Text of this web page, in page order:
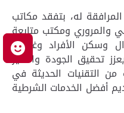
له، بتفقد مكاتب
والمروري ومكتب متابعة
وسكن الأفراد وغيرها،
تحقيق الجودة والتميز
التقنيات الحديثة في
أفضل الخدمات الشرطية